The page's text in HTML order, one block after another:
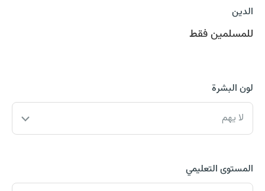
الدين
للمسلمين فقط
لون البشرة
لا يهم
المستوى التعليمي